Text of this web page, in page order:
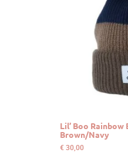
Lil’ Boo Rainbow
Brown/Navy
€ 30,00